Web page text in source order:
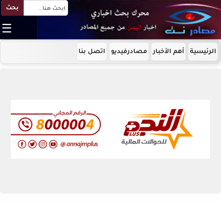
بحث
☰
الرئيسية أهم الأخبار مصادرفيديو اتصل بنا